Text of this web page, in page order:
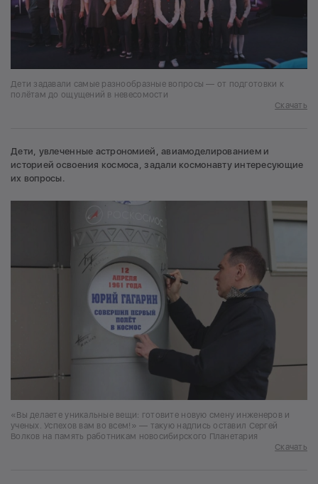
Дети задавали самые разнообразные вопросы — от подготовки к
полётам до ощущений в невесомости
Скачать
Дети, увлеченные астрономией, авиамоделированием и
историей освоения космоса, задали космонавту интересующие
их вопросы.
«Вы делаете уникальные вещи: готовите новую смену инженеров и
ученых. Успехов вам во всем!» — такую надпись оставил Сергей
Волков на память работникам новосибирского Планетария
Скачать